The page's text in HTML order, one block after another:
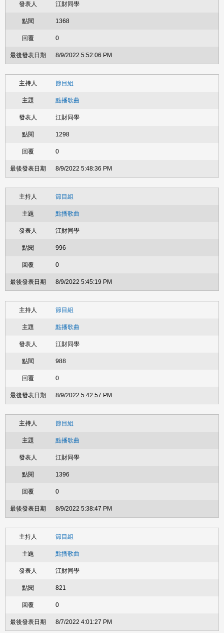
江財同學
1368
0
8/9/2022 5:52:06 PM
節目組
點播歌曲
江財同學
1298
0
8/9/2022 5:48:36 PM
節目組
點播歌曲
江財同學
996
0
8/9/2022 5:45:19 PM
節目組
點播歌曲
江財同學
988
0
8/9/2022 5:42:57 PM
節目組
點播歌曲
江財同學
1396
0
8/9/2022 5:38:47 PM
節目組
點播歌曲
江財同學
821
0
8/7/2022 4:01:27 PM